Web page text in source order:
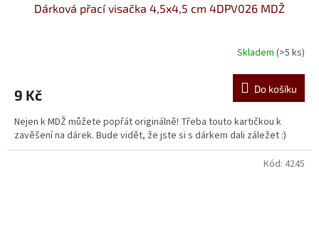
Dárková přací visačka 4,5x4,5 cm 4DPV026 MDŽ
Skladem (>5 ks)
9 Kč Do košíku
Nejen k MDŽ můžete popřát originálně! Třeba touto kartičkou k
zavěšení na dárek. Bude vidět, že jste si s dárkem dali záležet :)
Kód: 4245